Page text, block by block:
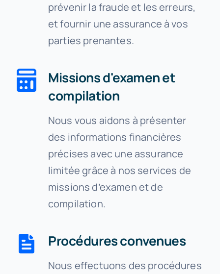
prévenir la fraude et les erreurs,
et fournir une assurance à vos
parties prenantes.
Missions d'examen et
compilation
Nous vous aidons à présenter
des informations financières
précises avec une assurance
limitée grâce à nos services de
missions d’examen et de
compilation.
Procédures convenues
Nous effectuons des procédures